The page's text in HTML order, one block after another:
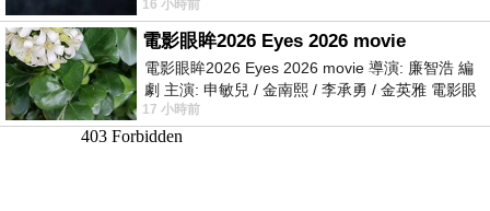
老闆、遠見．天下文化創辦人高希均教
16 小時前
電影眼眸2026 Eyes 2026 movie
電影眼眸2026 Eyes 2026 movie 導演: 廉智浩 編
劇 主演: 申敏兒 / 金南熙 / 李承勇 / 金英雅 電影眼
眸2026描述攝影師徐珍因遺
17 小時前